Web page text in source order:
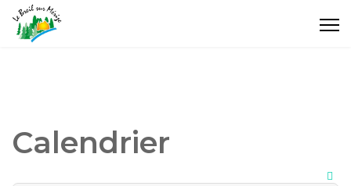
Calendrier